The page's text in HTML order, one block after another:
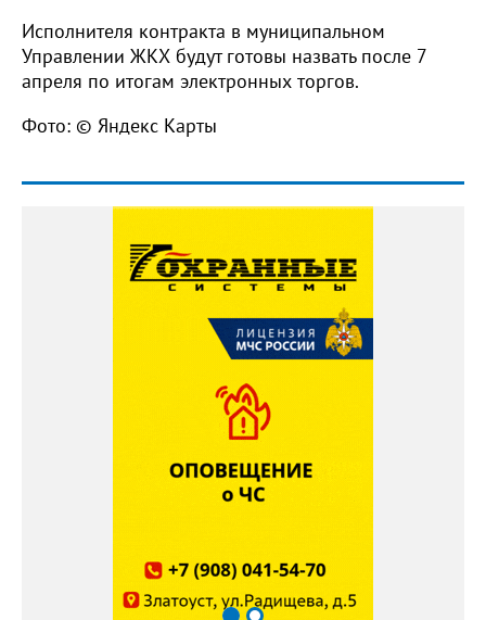
Исполнителя контракта в муниципальном
Управлении ЖКХ будут готовы назвать после 7
апреля по итогам электронных торгов.
Фото: © Яндекс Карты